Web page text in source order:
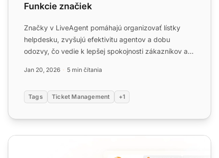
Funkcie značiek
Značky v LiveAgent pomáhajú organizovať lístky
helpdesku, zvyšujú efektivitu agentov a dobu
odozvy, čo vedie k lepšej spokojnosti zákazníkov a
Jan 20, 2026 5 min čítania
Tags Ticket Management +1
Označovanie hovorov